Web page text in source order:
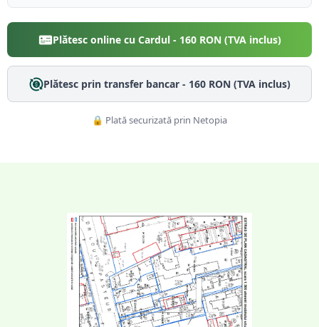
Plătesc online cu Cardul - 160RON (TVA inclus)
Plătesc prin transfer bancar - 160RON (TVA inclus)
🔒 Plată securizată prin Netopia